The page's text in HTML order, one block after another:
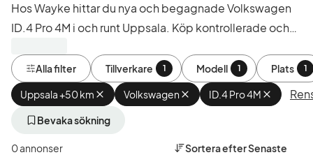
Hos Wayke hittar du nya och begagnade Volkswagen
ID.4 Pro 4M i och runt Uppsala. Köp kontrollerade och
Alla filter Tillverkare 1 Modell 1 Plats 1
Uppsala +50 km Ta
bort
aktivt
Volkswagen Ta
bort
Volkswagen
ID.4 Pro 4M Ta
bort
ID.4
Bevaka sökning
0 annonser Sortera efterSenaste